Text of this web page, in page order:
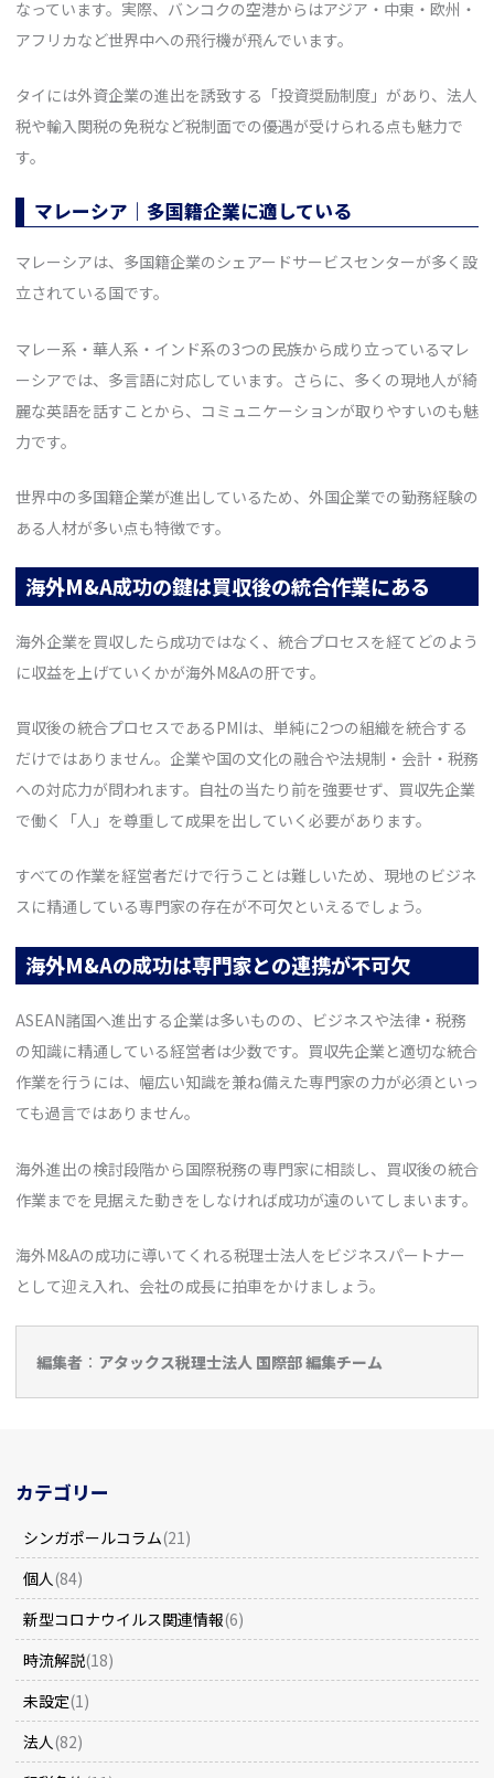
なっています。実際、バンコクの空港からはアジア・中東・欧州・
アフリカなど世界中への飛行機が飛んでいます。
タイには外資企業の進出を誘致する「投資奨励制度」があり、法人
税や輸入関税の免税など税制面での優遇が受けられる点も魅力で
す。
マレーシア｜多国籍企業に適している
マレーシアは、多国籍企業のシェアードサービスセンターが多く設
立されている国です。
マレー系・華人系・インド系の3つの民族から成り立っているマレ
ーシアでは、多言語に対応しています。さらに、多くの現地人が綺
麗な英語を話すことから、コミュニケーションが取りやすいのも魅
力です。
世界中の多国籍企業が進出しているため、外国企業での勤務経験の
ある人材が多い点も特徴です。
海外M&A成功の鍵は買収後の統合作業にある
海外企業を買収したら成功ではなく、統合プロセスを経てどのよう
に収益を上げていくかが海外M&Aの肝です。
買収後の統合プロセスであるPMIは、単純に2つの組織を統合する
だけではありません。企業や国の文化の融合や法規制・会計・税務
への対応力が問われます。自社の当たり前を強要せず、買収先企業
で働く「人」を尊重して成果を出していく必要があります。
すべての作業を経営者だけで行うことは難しいため、現地のビジネ
スに精通している専門家の存在が不可欠といえるでしょう。
海外M&Aの成功は専門家との連携が不可欠
ASEAN諸国へ進出する企業は多いものの、ビジネスや法律・税務
の知識に精通している経営者は少数です。買収先企業と適切な統合
作業を行うには、幅広い知識を兼ね備えた専門家の力が必須といっ
ても過言ではありません。
海外進出の検討段階から国際税務の専門家に相談し、買収後の統合
作業までを見据えた動きをしなければ成功が遠のいてしまいます。
海外M&Aの成功に導いてくれる税理士法人をビジネスパートナー
として迎え入れ、会社の成長に拍車をかけましょう。
編集者 ： アタックス税理士法人 国際部 編集チーム
カテゴリー
シンガポールコラム(21)
個人 (84)
新型コロナウイルス関連情報(6)
時流解説(18)
未設定(1)
法人 (82)